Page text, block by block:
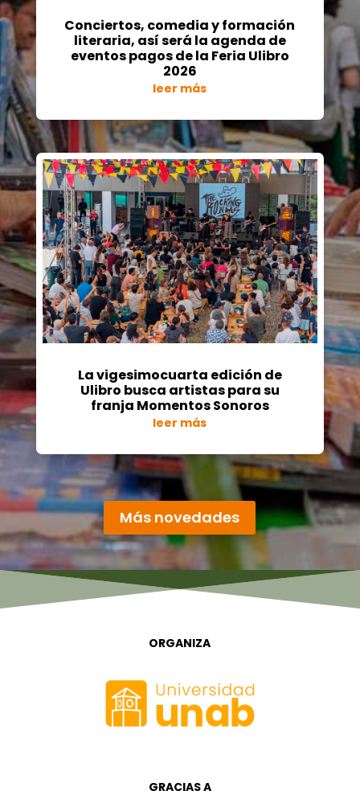
Conciertos, comedia y formación
literaria, así será la agenda de
eventos pagos de la Feria Ulibro
2026
leer más
La vigesimocuarta edición de
Ulibro busca artistas para su
franja Momentos Sonoros
leer más
Más novedades
ORGANIZA
GRACIAS A